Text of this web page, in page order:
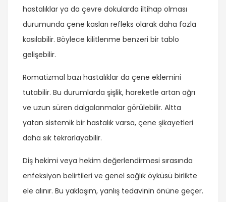
hastalıklar ya da çevre dokularda iltihap olması
durumunda çene kasları refleks olarak daha fazla
kasılabilir. Böylece kilitlenme benzeri bir tablo
gelişebilir.
Romatizmal bazı hastalıklar da çene eklemini
tutabilir. Bu durumlarda şişlik, hareketle artan ağrı
ve uzun süren dalgalanmalar görülebilir. Altta
yatan sistemik bir hastalık varsa, çene şikayetleri
daha sık tekrarlayabilir.
Diş hekimi veya hekim değerlendirmesi sırasında
enfeksiyon belirtileri ve genel sağlık öyküsü birlikte
ele alınır. Bu yaklaşım, yanlış tedavinin önüne geçer.